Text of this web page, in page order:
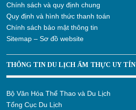
Chính sách và quy định chung
Quy định và hình thức thanh toán
Chính sách bảo mật thông tin
Sitemap – Sơ đồ website
THÔNG TIN DU LỊCH ẨM THỰC UY TÍN
Bộ Văn Hóa Thể Thao và Du Lịch
Tổng Cục Du Lịch